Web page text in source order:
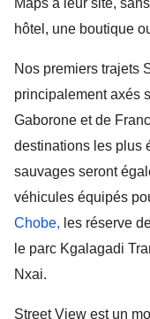
Maps à leur site,
hôtel, une boutique
Nos premiers trajets
principalement axés
Gaborone et de
destinations les plus
sauvages seront
véhicules équipés
Chobe, les réserve
le parc Kgalagadi
Nxai.
Street View est un